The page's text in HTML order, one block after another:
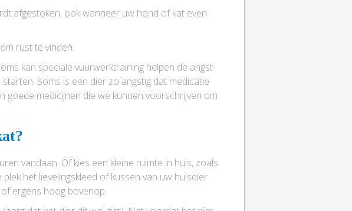
afgestoken, ook wanneer uw hond of kat even
rust te vinden.
kan speciale vuurwerktraining helpen de angst
Soms is een dier zo angstig dat medicatie
goede medicijnen die we kunnen voorschrijven om
vandaan. Of kies een kleine ruimte in huis, zoals
het lievelingskleed of kussen van uw huisdier
ergens hoog bovenop.